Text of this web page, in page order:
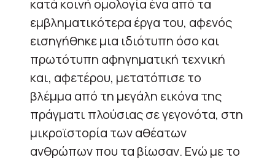
κατά κοινή ομολογία ένα από τα
εμβληματικότερα έργα του, αφενός
εισηγήθηκε μια ιδιότυπη όσο και
πρωτότυπη αφηγηματική τεχνική
και, αφετέρου, μετατόπισε το
βλέμμα από τη μεγάλη εικόνα της
πράγματι πλούσιας σε γεγονότα, στη
μικροϊστορία των αθέατων
ανθρώπων που τα βίωσαν. Ενώ με το